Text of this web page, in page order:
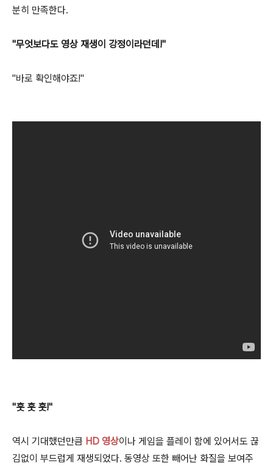
분히 만족한다.
"무엇보다도 영상 재생이 강정이라던데!"
"바로 확인해야죠!"
"훗 훗 훗!"
역시 기대했던만큼 HD 영상이나 게임을 플레이 함에 있어서도 끊
김없이 부드럽게 재생되었다. 동영상 또한 빼어난 화질을 보여주